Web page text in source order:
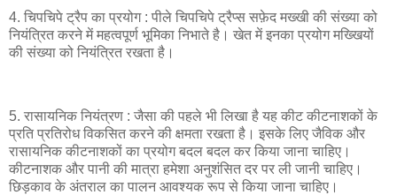
4. चिपचिपे ट्रैप का प्रयोग : पीले चिपचिपे ट्रैप्स सफ़ेद मख्खी की संख्या को
नियंत्रित करने में महत्वपूर्ण भूमिका निभाते है। खेत में इनका प्रयोग मख्खियों
की संख्या को नियंत्रित रखता है।
5. रासायनिक नियंत्रण : जैसा की पहले भी लिखा है यह कीट कीटनाशकों के
प्रति प्रतिरोध विकसित करने की क्षमता रखता है। इसके लिए जैविक और
रासायनिक कीटनाशकों का प्रयोग बदल बदल कर किया जाना चाहिए।
कीटनाशक और पानी की मात्रा हमेशा अनुशंसित दर पर ली जानी चाहिए।
छिड़काव के अंतराल का पालन आवश्यक रूप से किया जाना चाहिए।